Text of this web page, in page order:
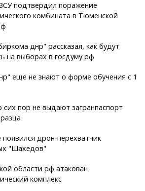
подтвердил поражение
комбината в Тюменской
днр" рассказал, как будут
на выборах в госдуму рф
еще не знают о форме обучения с 1
сих пор не выдают загранпаспорт
появился дрон-перехватчик
"Шахедов"
области рф атакован
комплекс